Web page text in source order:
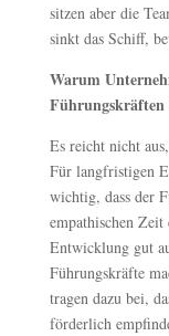
sitzen aber die
sinkt das Schiff,
Warum
Führungskräften
Es reicht nicht
Für langfristigen
wichtig, dass der
empathischen
Entwicklung gut
Führungskräfte
tragen dazu bei,
förderlich